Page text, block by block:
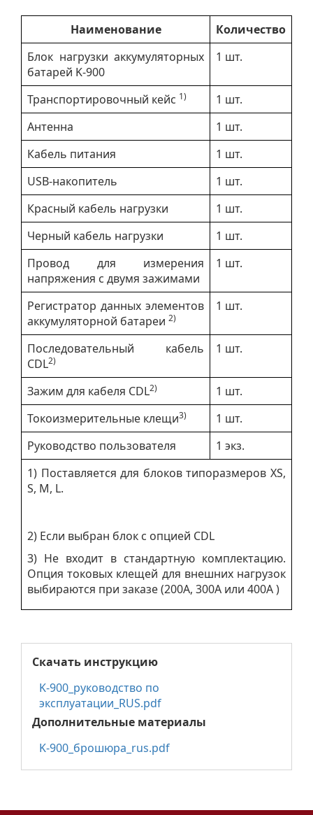
Наименование
Количество
Блок нагрузки аккумуляторных
батарей K-900
1 шт.
Транспортировочный кейс 1)
1 шт.
Антенна
1 шт.
Кабель питания
1 шт.
USB-накопитель
1 шт.
Красный кабель нагрузки
1 шт.
Черный кабель нагрузки
1 шт.
Провод для измерения
напряжения с двумя зажимами
1 шт.
Регистратор данных элементов
аккумуляторной батареи 2)
1 шт.
Последовательный кабель
CDL2)
1 шт.
Зажим для кабеля CDL2)
1 шт.
Токоизмерительные клещи3)
1 шт.
Руководство пользователя
1 экз.
1) Поставляется для блоков типоразмеров XS,
S, M, L.
2) Если выбран блок с опцией CDL
3) Не входит в стандартную комплектацию.
Опция токовых клещей для внешних нагрузок
выбираются при заказе (200A, 300A или 400A )
Скачать инструкцию
K-900_руководство по
эксплуатации_RUS.pdf
Дополнительные материалы
K-900_брошюра_rus.pdf